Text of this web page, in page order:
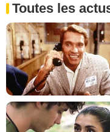
Toutes les